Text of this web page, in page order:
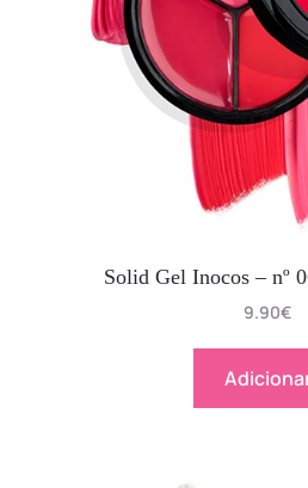
Solid Gel Inocos – nº
9.90€